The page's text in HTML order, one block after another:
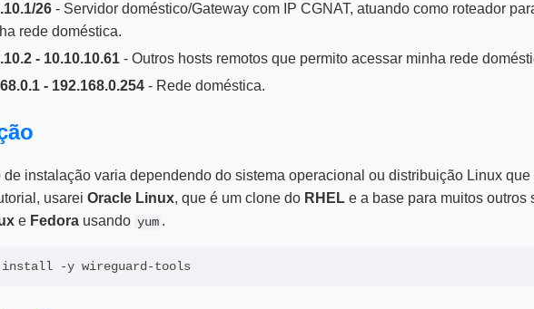
26 - Servidor doméstico/Gateway com IP CGNAT, atuando como roteador
rede doméstica.
- 10.10.10.61 - Outros hosts remotos que permito acessar minha rede
- 192.168.0.254 - Rede doméstica.
de instalação varia dependendo do sistema operacional ou distribuição Linux que
usarei Oracle Linux, que é um clone do RHEL e a base para muitos outros
e Fedora usando yum .